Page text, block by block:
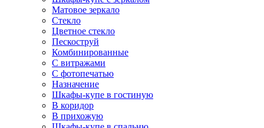
Матовое зеркало
Стекло
Цветное стекло
Пескоструй
Комбинированные
С витражами
С фотопечатью
Назначение
Шкафы-купе в гостиную
В коридор
В прихожую